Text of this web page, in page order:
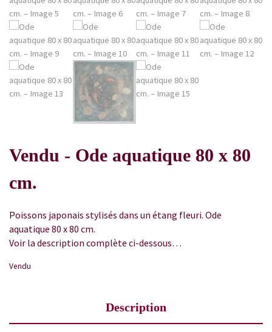
Vendu - Ode aquatique 80 x 80
cm.
Poissons japonais stylisés dans un étang fleuri. Ode
aquatique 80 x 80 cm.
Voir la description complète ci-dessous…
Vendu
Description